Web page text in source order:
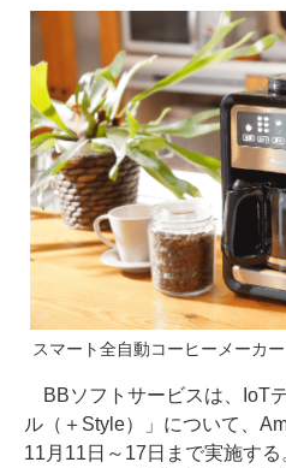
スマート全自動コーヒーメーカー
BBソフトサービスは、IoT
ル（＋Style）」について、
11月11日～17日まで実施す